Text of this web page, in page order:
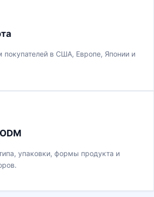
в США, Европе, Японии и
упаковки, формы продукта и